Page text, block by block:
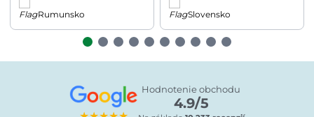
Rumunsko Slovensko
Hodnotenie obchodu
4.9/5